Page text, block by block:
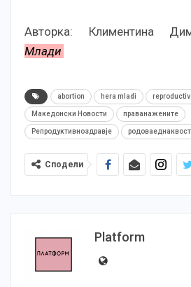
Авторка: Климентина
Млади
abortion hera mladi
Македонски Новости праванажените
Репродуктивноздравје родоваеднаквост
Сподели
Platform